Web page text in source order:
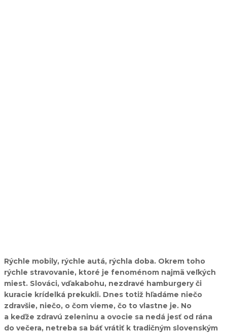
Rýchle mobily, rýchle autá, rýchla doba. Okrem toho
rýchle stravovanie, ktoré je fenoménom najmä veľkých
miest. Slováci, vďakabohu, nezdravé hamburgery či
kuracie krídelká prekukli. Dnes totiž hľadáme niečo
zdravšie, niečo, o čom vieme, čo to vlastne je. No
a keďže zdravú zeleninu a ovocie sa nedá jesť od rána
do večera, netreba sa báť vrátiť k tradičným slovenským